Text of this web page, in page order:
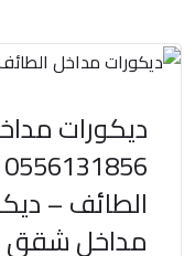
ديكورات
الطائف –
مداخل شقق